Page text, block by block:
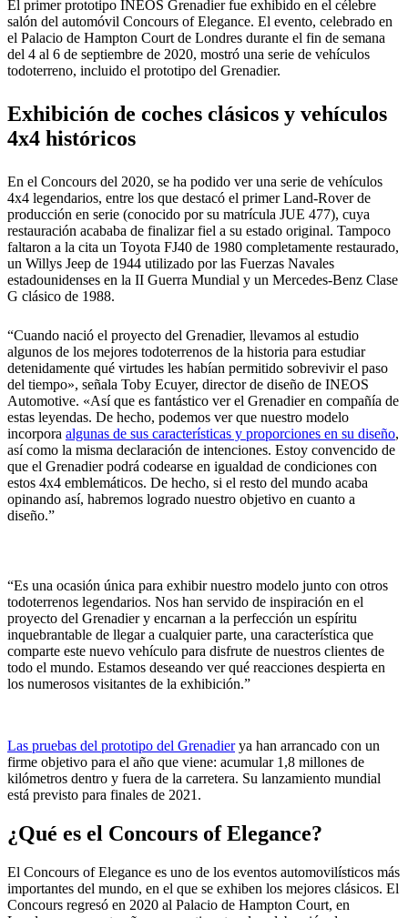
El primer prototipo INEOS Grenadier fue exhibido en el célebre
salón del automóvil Concours of Elegance. El evento, celebrado en
el Palacio de Hampton Court de Londres durante el fin de semana
del 4 al 6 de septiembre de 2020, mostró una serie de vehículos
todoterreno, incluido el prototipo del Grenadier.
Exhibición de coches clásicos y vehículos
4x4 históricos
En el Concours del 2020, se ha podido ver una serie de vehículos
4x4 legendarios, entre los que destacó el primer Land-Rover de
producción en serie (conocido por su matrícula JUE 477), cuya
restauración acababa de finalizar fiel a su estado original. Tampoco
faltaron a la cita un Toyota FJ40 de 1980 completamente restaurado,
un Willys Jeep de 1944 utilizado por las Fuerzas Navales
estadounidenses en la II Guerra Mundial y un Mercedes-Benz Clase
G clásico de 1988.
“Cuando nació el proyecto del Grenadier, llevamos al estudio
algunos de los mejores todoterrenos de la historia para estudiar
detenidamente qué virtudes les habían permitido sobrevivir el paso
del tiempo», señala Toby Ecuyer, director de diseño de INEOS
Automotive. «Así que es fantástico ver el Grenadier en compañía de
estas leyendas. De hecho, podemos ver que nuestro modelo
incorpora algunas de sus características y proporciones en su diseño,
así como la misma declaración de intenciones. Estoy convencido de
que el Grenadier podrá codearse en igualdad de condiciones con
estos 4x4 emblemáticos. De hecho, si el resto del mundo acaba
opinando así, habremos logrado nuestro objetivo en cuanto a
diseño.”
“Es una ocasión única para exhibir nuestro modelo junto con otros
todoterrenos legendarios. Nos han servido de inspiración en el
proyecto del Grenadier y encarnan a la perfección un espíritu
inquebrantable de llegar a cualquier parte, una característica que
comparte este nuevo vehículo para disfrute de nuestros clientes de
todo el mundo. Estamos deseando ver qué reacciones despierta en
los numerosos visitantes de la exhibición.”
Las pruebas del prototipo del Grenadierya han arrancado con un
firme objetivo para el año que viene: acumular 1,8 millones de
kilómetros dentro y fuera de la carretera. Su lanzamiento mundial
está previsto para finales de 2021.
¿Qué es el Concours of Elegance?
El Concours of Elegance es uno de los eventos automovilísticos más
importantes del mundo, en el que se exhiben los mejores clásicos. El
Concours regresó en 2020 al Palacio de Hampton Court, en